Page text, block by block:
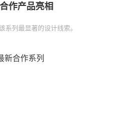
作产品亮相
列最显著的设计线索。